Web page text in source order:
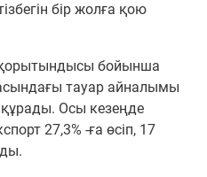
бір жолға қою
бойынша
тауар айналымы
Осы кезеңде
27,3% -ға өсіп, 17